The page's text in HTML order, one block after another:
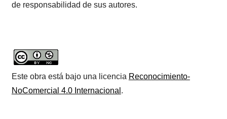
de responsabilidad de sus autores.
Este obra está bajo una licencia Reconocimiento-
NoComercial 4.0 Internacional .